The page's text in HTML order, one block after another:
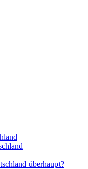
überhaupt?